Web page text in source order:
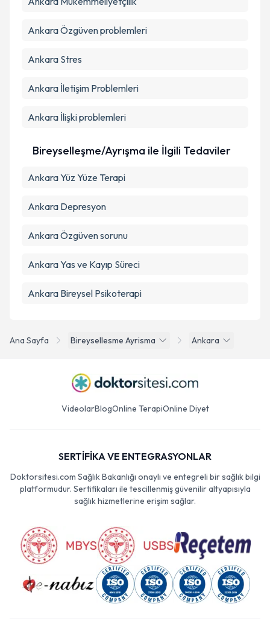
Ana Sayfa Bireysellesme Ayrisma Ankara
Ankara Özgüven problemleri
Ankara Stres
Ankara İletişim Problemleri
Ankara İlişki problemleri
Bireyselleşme/Ayrışma ile İlgili Tedaviler
Ankara Yüz Yüze Terapi
Ankara Depresyon
Ankara Özgüven sorunu
Ankara Yas ve Kayıp Süreci
Ankara Bireysel Psikoterapi
VideolarBlogOnline TerapiOnline Diyet
SERTİFİKA VE ENTEGRASYONLAR
Doktorsitesi.com Sağlık Bakanlığı onaylı ve entegreli bir sağlık bilgi
platformudur. Sertifikaları ile tescillenmiş güvenilir altyapısıyla
sağlık hizmetlerine erişim sağlar.